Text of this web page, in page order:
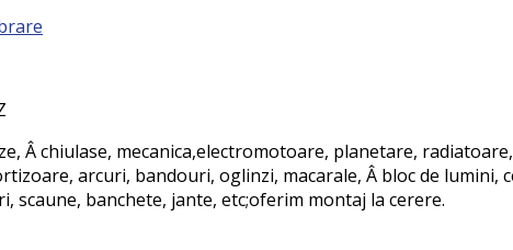
Â chiulase, mecanica,electromotoare, planetare,
arcuri, bandouri, oglinzi, macarale, Â bloc de lumini,
banchete, jante, etc;oferim montaj la cerere.